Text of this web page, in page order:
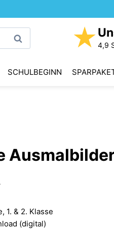
Suchen ★ 4,9
SCHULBEGINN
1. & 2. Klasse
(digital)